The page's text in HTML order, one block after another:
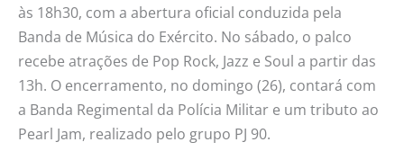
às 18h30, com a abertura oficial conduzida pela
Banda de Música do Exército. No sábado, o palco
recebe atrações de Pop Rock, Jazz e Soul a partir das
13h. O encerramento, no domingo (26), contará com
a Banda Regimental da Polícia Militar e um tributo ao
Pearl Jam, realizado pelo grupo PJ 90.